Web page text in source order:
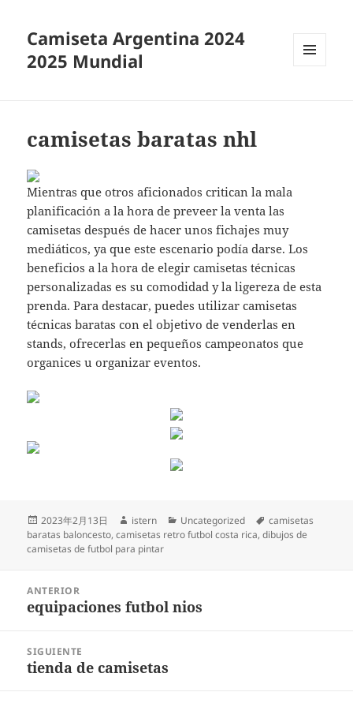
Camiseta Argentina 2024
2025 Mundial
camisetas baratas nhl
Mientras que otros aficionados critican la mala
planificación a la hora de preveer la venta las
camisetas después de hacer unos fichajes muy
mediáticos, ya que este escenario podía darse. Los
beneficios a la hora de elegir camisetas técnicas
personalizadas es su comodidad y la ligereza de esta
prenda. Para destacar, puedes utilizar camisetas
técnicas baratas con el objetivo de venderlas en
stands, ofrecerlas en pequeños campeonatos que
organices u organizar eventos.
Publicado
el
2023年2月13日 Autor
istern Categorías
Uncategorized Etiquetas
camisetas
baratas baloncesto,camisetas retro futbol costa rica,dibujos de
camisetas de futbol para pintar
entradas
ANTERIOR
Entrada
equipaciones futbol nios
SIGUIENTE
Entrada
tienda de camisetas